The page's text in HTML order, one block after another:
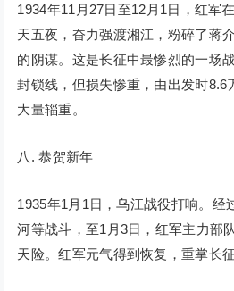
1934年11月27日至12月1日，红军
天五夜，奋力强渡湘江，粉碎了蒋
的阴谋。这是长征中最惨烈的一场
封锁线，但损失惨重，由出发时8.6
大量辎重。
八. 恭贺新年
1935年1月1日，乌江战役打响。经
河等战斗，至1月3日，红军主力部
天险。红军元气得到恢复，重掌长征